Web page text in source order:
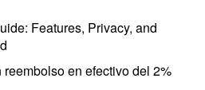
Features, Privacy, and
en efectivo del 2%